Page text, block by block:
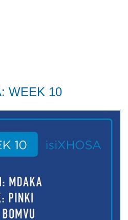
WEEK 10